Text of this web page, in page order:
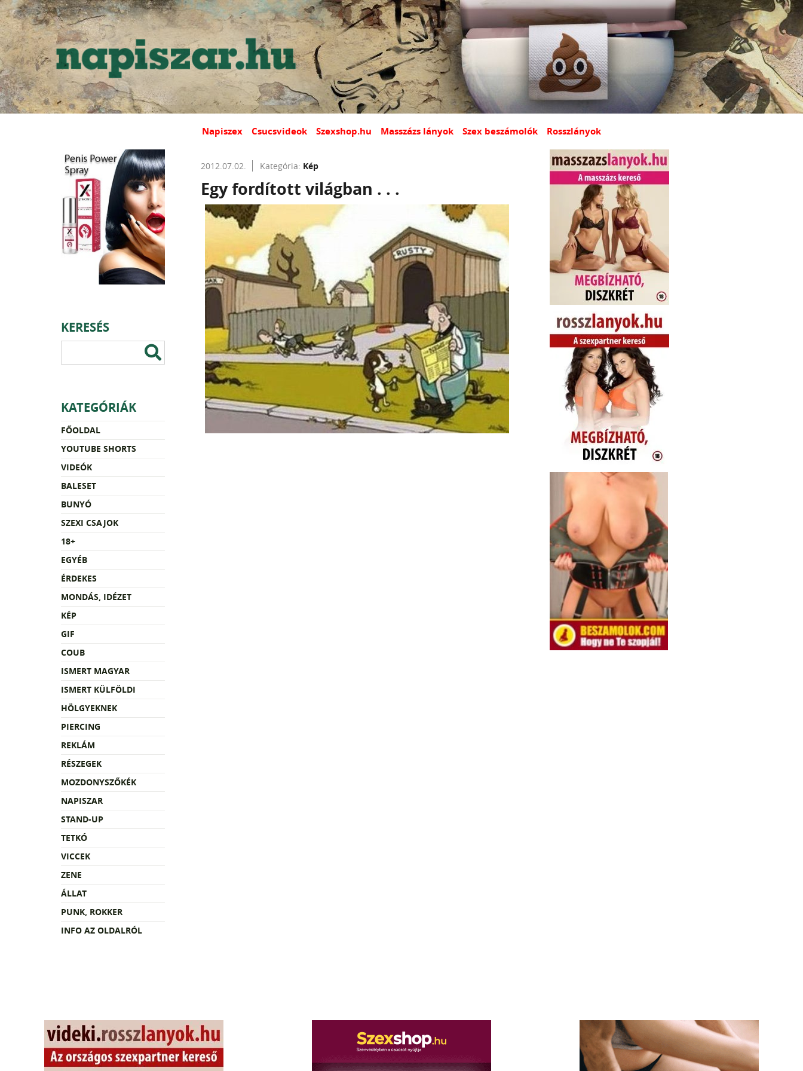
Napiszex Csucsvideok Szexshop.hu Masszázs lányok Szex beszámolók Rosszlányok
KERESÉS
KATEGÓRIÁK
FŐOLDAL
YOUTUBE SHORTS
VIDEÓK
BALESET
BUNYÓ
SZEXI CSAJOK
18+
EGYÉB
ÉRDEKES
MONDÁS, IDÉZET
KÉP
GIF
COUB
ISMERT MAGYAR
ISMERT KÜLFÖLDI
HÖLGYEKNEK
PIERCING
REKLÁM
RÉSZEGEK
MOZDONYSZŐKÉK
NAPISZAR
STAND-UP
TETKÓ
VICCEK
ZENE
ÁLLAT
PUNK, ROKKER
INFO AZ OLDALRÓL
2012.07.02. Kategória: Kép
Egy fordított világban . . .